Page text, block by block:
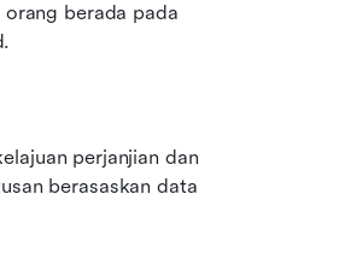
orang berada pada
perjanjian dan
berasaskan data